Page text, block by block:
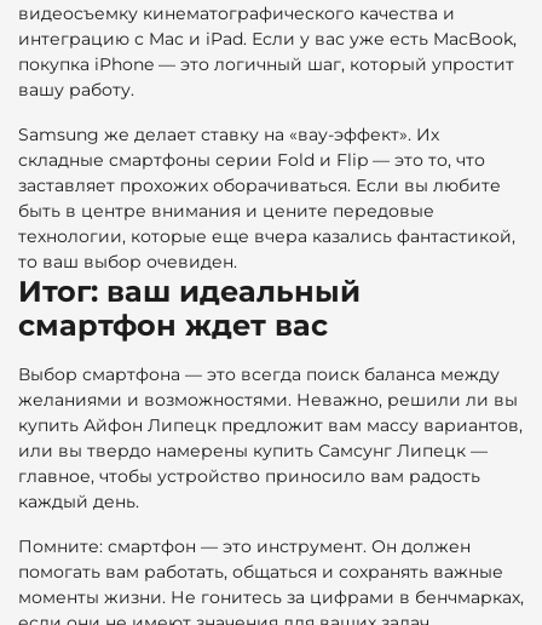
видеосъемку кинематографического качества и
интеграцию с Mac и iPad. Если у вас уже есть MacBook,
покупка iPhone — это логичный шаг, который упростит
вашу работу.
Samsung же делает ставку на «вау-эффект». Их
складные смартфоны серии Fold и Flip — это то, что
заставляет прохожих оборачиваться. Если вы любите
быть в центре внимания и цените передовые
технологии, которые еще вчера казались фантастикой,
то ваш выбор очевиден.
Итог: ваш идеальный
смартфон ждет вас
Выбор смартфона — это всегда поиск баланса между
желаниями и возможностями. Неважно, решили ли вы
купить Айфон Липецк предложит вам массу вариантов,
или вы твердо намерены купить Самсунг Липецк —
главное, чтобы устройство приносило вам радость
каждый день.
Помните: смартфон — это инструмент. Он должен
помогать вам работать, общаться и сохранять важные
моменты жизни. Не гонитесь за цифрами в бенчмарках,